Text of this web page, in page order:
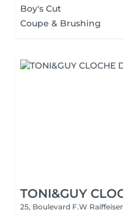
Boy's Cut
Coupe & Brushing
TONI&GUY
25, Boulevard F.W